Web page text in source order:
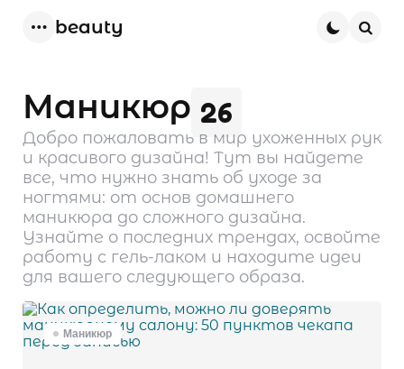
beauty
26
Маникюр
Добро пожаловать в мир ухоженных рук
и красивого дизайна! Тут вы найдете
все, что нужно знать об уходе за
ногтями: от основ домашнего
маникюра до сложного дизайна.
Узнайте о последних трендах, освойте
работу с гель-лаком и находите идеи
для вашего следующего образа.
Маникюр